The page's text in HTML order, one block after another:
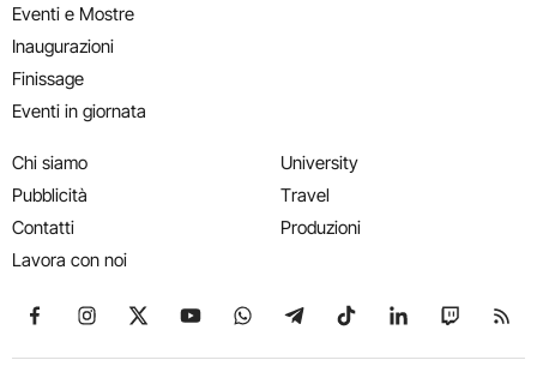
Eventi e Mostre
Inaugurazioni
Finissage
Eventi in giornata
Chi siamo
Pubblicità
Contatti
Lavora con noi
University
Travel
Produzioni
Seguici su Facebook
Seguici su Instagram
Seguici su X
Seguici su YouTube
Seguici su WhatsApp
Seguici su Telegram
Seguici su TikTok
Seguici su
Seguici